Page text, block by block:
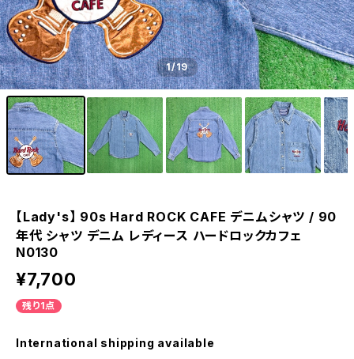
1/19
【Lady's】 90s Hard ROCK CAFE デニムシャツ / 90
年代 シャツ デニム レディース ハードロックカフェ
N0130
¥7,700
残り1点
International shipping available